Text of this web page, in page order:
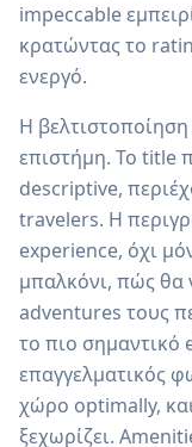
impeccable
κρατώντας το
ενεργό.
Η
επιστήμη. Το title
descriptive,
travelers. Η
experience, όχι
μπαλκόνι, πώς θα
adventures τους
το πιο σημαντικό
επαγγελματικός
χώρο optimally,
ξεχωρίζει.